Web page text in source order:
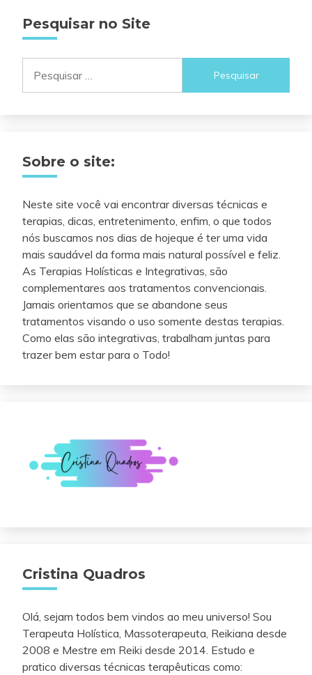
Pesquisar no Site
por:
Sobre o site:
Neste site você vai encontrar diversas técnicas e
terapias, dicas, entretenimento, enfim, o que todos
nós buscamos nos dias de hojeque é ter uma vida
mais saudável da forma mais natural possível e feliz.
As Terapias Holísticas e Integrativas, são
complementares aos tratamentos convencionais.
Jamais orientamos que se abandone seus
tratamentos visando o uso somente destas terapias.
Como elas são integrativas, trabalham juntas para
trazer bem estar para o Todo!
Cristina Quadros
Olá, sejam todos bem vindos ao meu universo! Sou
Terapeuta Holística, Massoterapeuta, Reikiana desde
2008 e Mestre em Reiki desde 2014. Estudo e
pratico diversas técnicas terapêuticas como: